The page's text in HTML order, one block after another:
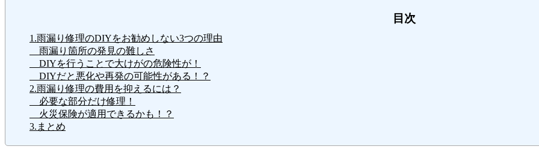
目次
1.雨漏り修理のDIYをお勧めしない3つの理由
雨漏り箇所の発見の難しさ
DIYを行うことで大けがの危険性が！
DIYだと悪化や再発の可能性がある！？
2.雨漏り修理の費用を抑えるには？
必要な部分だけ修理！
火災保険が適用できるかも！？
3.まとめ